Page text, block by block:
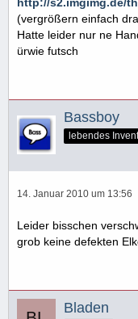
(vergrößern einfach
Hatte leider nur ne
ürwie futsch
Bassboy
lebendes
14. Januar 2010 um 13:56
Leider bisschen
grob keine defekten
Bladen